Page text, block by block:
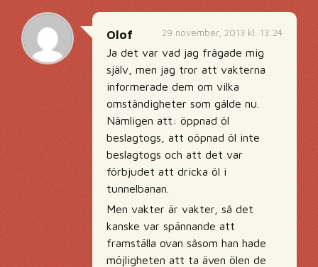
29 november, 2013 kl. 13:24
Olof
Ja det var vad jag frâgade mig
själv, men jag tror att vakterna
informerade dem om vilka
omständigheter som gälde nu.
Nämligen att: öppnad öl
beslagtogs, att oöpnad öl inte
beslagtogs och att det var
förbjudet att dricka öl i
tunnelbanan.
Men vakter är vakter, sâ det
kanske var spännande att
framställa ovan sâsom han hade
möjligheten att ta även ölen de